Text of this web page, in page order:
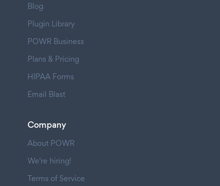
Blog
Plugin Library
POWR Business
Plans & Pricing
HIPAA Forms
Email Blast
Company
About POWR
We're hiring!
Terms of Service